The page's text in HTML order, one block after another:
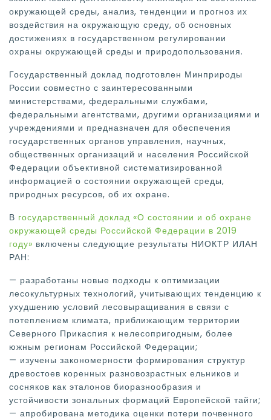
окружающей среды, анализ, тенденции и прогноз их
воздействия на окружающую среду, об основных
достижениях в государственном регулировании
охраны окружающей среды и природопользования.
Государственный доклад подготовлен Минприроды
России совместно с заинтересованными
министерствами, федеральными службами,
федеральными агентствами, другими организациями и
учреждениями и предназначен для обеспечения
государственных органов управления, научных,
общественных организаций и населения Российской
Федерации объективной систематизированной
информацией о состоянии окружающей среды,
природных ресурсов, об их охране.
В государственный доклад «О состоянии и об охране
окружающей среды Российской Федерации в 2019
году» включены следующие результаты НИОКТР ИЛАН
РАН:
— разработаны новые подходы к оптимизации
лесокультурных технологий, учитывающих тенденцию к
ухудшению условий лесовыращивания в связи с
потеплением климата, приближающим территории
Северного Прикаспия к нелесопригодным, более
южным регионам Российской Федерации;
— изучены закономерности формирования структур
древостоев коренных разновозрастных ельников и
сосняков как эталонов биоразнообразия и
устойчивости зональных формаций Европейской тайги;
— апробирована методика оценки потери почвенного